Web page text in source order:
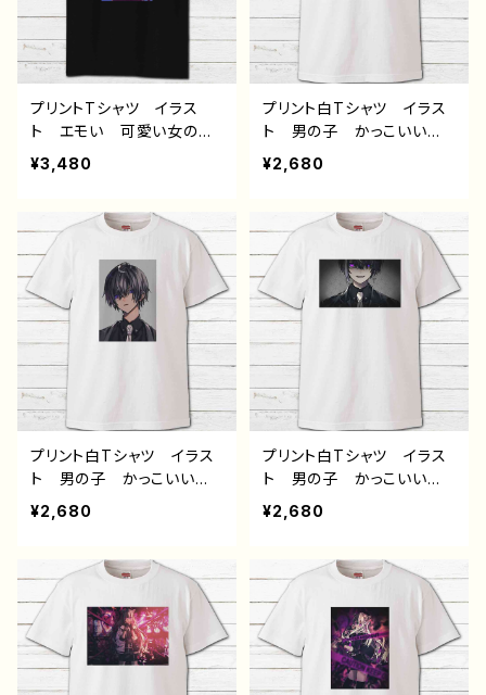
ン コラボ オリジナル
デザイン グッズ タイト
ル：群青 作：みふる
ー 絵師 クリエイター
白 半袖シャツ オリジナ
ル デザイン グッズ デ
ザイン コラボ タイトル：
明け 作：みふる
プリントTシャツ イラス
ト エモい 可愛い女の
子 かわいい おしゃれ
服 JK 女子高校生 セ
ト 黒髪 ボブヘア ショ
ートカット 風景 綺麗
景色 美しい ノスタルジ
ック メンズ レディース
おしゃれ 個性的 おすす
め 人気 イラストレータ
ー 絵師 クリエイター
黒 半袖シャツ デザイ
ン コラボ オリジナル
デザイン グッズ タイト
ル：明け 作：みふる
¥3,480
プリント白Tシャツ イラス
ト 男の子 かっこいい
イケメン 少年 おしゃ
れ エモい 病みかわい
白髪 銀髪 ピアス メン
ズ レディース おしゃ
れ 個性的 おすすめ 人
気 イラストレーター 絵
師 クリエイター 白 半
袖シャツ デザイン コラ
ボ オリジナル デザイ
ン グッズ タイトル：黒野
京デザイン31 作：黒野京
¥2,680
プリント白Tシャツ イラス
ト 男の子 かっこいい
イケメン 少年 おしゃ
れ エモい 病みかわい
黒髪 スーツ ピアス メ
ンズ レディース おしゃ
れ 個性的 おすすめ 人
気 イラストレーター 絵
師 クリエイター 白 半
袖シャツ デザイン コラ
¥2,680
プリント白Tシャツ イラス
ト 男の子 かっこいい
イケメン 少年 おしゃ
れ エモい 病みかわい
黒髪 メッシュ 白髪 銀
髪 スーツ ピアス メン
ズ レディース おしゃ
れ 個性的 おすすめ 人
気 イラストレーター 絵
師 クリエイター 白 半
¥2,680